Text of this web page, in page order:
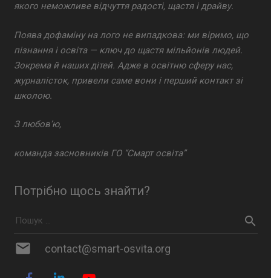
якого неможливе відчуття радості, щастя і драйву.
Поява дофаміну на лого не випадкова: ми віримо, що
пізнання і освіта — ключ до щастя мільйонів людей.
Зокрема й наших дітей. Адже в освітню сферу нас,
журналісток, привели саме вони і перший контакт зі
школою.
З любов’ю,
команда засновників ГО “Смарт освіта”
Потрібно щось знайти?
mail contact@smart-osvita.org